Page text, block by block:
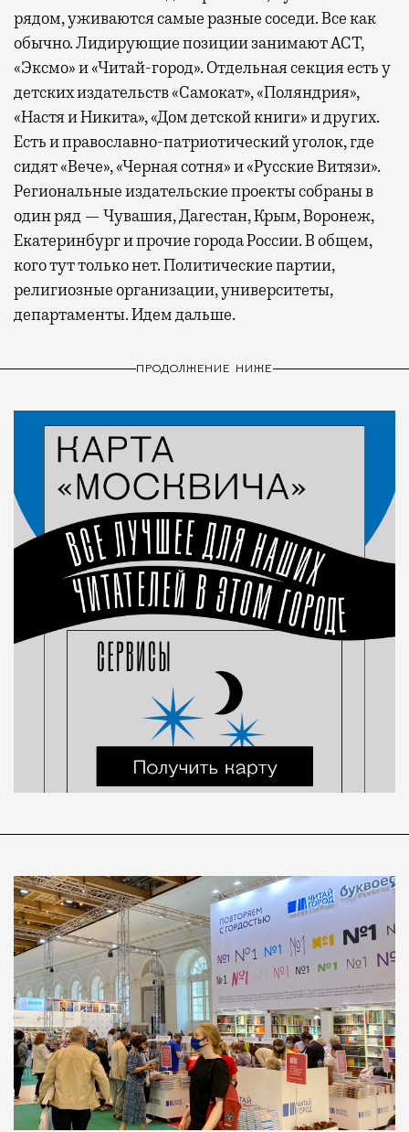
рядом, уживаются самые разные соседи. Все как
обычно. Лидирующие позиции занимают АСТ,
«Эксмо» и «Читай-город». Отдельная секция есть у
детских издательств «Самокат», «Поляндрия»,
«Настя и Никита», «Дом детской книги» и других.
Есть и православно-патриотический уголок, где
сидят «Вече», «Черная сотня» и «Русские Витязи».
Региональные издательские проекты собраны в
один ряд — Чувашия, Дагестан, Крым, Воронеж,
Екатеринбург и прочие города России. В общем,
кого тут только нет. Политические партии,
религиозные организации, университеты,
департаменты. Идем дальше.
ПРОДОЛЖЕНИЕ НИЖЕ